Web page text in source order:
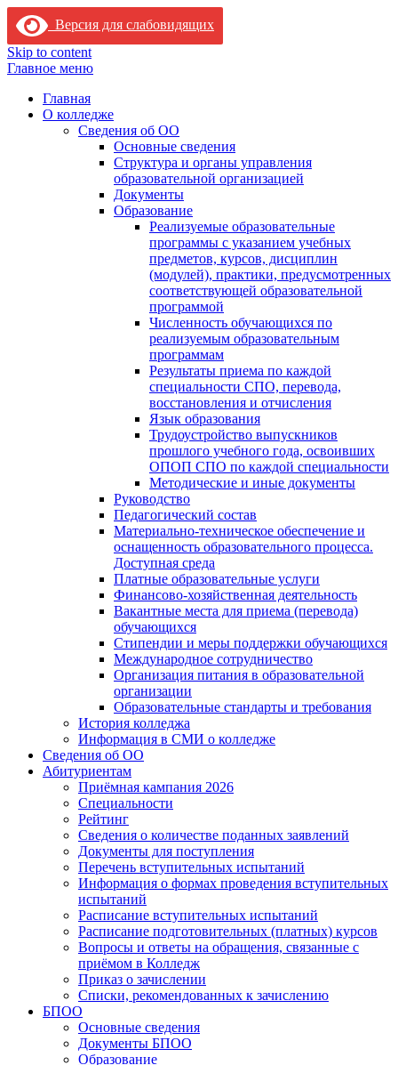
Версия для слабовидящих
Skip to content
Главное меню
Главная
О колледже
Сведения об ОО
Основные сведения
Структура и органы управления
образовательной организацией
Документы
Образование
Реализуемые образовательные
программы с указанием учебных
предметов, курсов, дисциплин
(модулей), практики, предусмотренных
соответствующей образовательной
программой
Численность обучающихся по
реализуемым образовательным
программам
Результаты приема по каждой
специальности СПО, перевода,
восстановления и отчисления
Язык образования
Трудоустройство выпускников
прошлого учебного года, освоивших
ОПОП СПО по каждой специальности
Методические и иные документы
Руководство
Педагогический состав
Материально-техническое обеспечение и
оснащенность образовательного процесса.
Доступная среда
Платные образовательные услуги
Финансово-хозяйственная деятельность
Вакантные места для приема (перевода)
обучающихся
Стипендии и меры поддержки обучающихся
Международное сотрудничество
Организация питания в образовательной
организации
Образовательные стандарты и требования
История колледжа
Информация в СМИ о колледже
Сведения об ОО
Абитуриентам
Приёмная кампания 2026
Специальности
Рейтинг
Сведения о количестве поданных заявлений
Документы для поступления
Перечень вступительных испытаний
Информация о формах проведения вступительных
испытаний
Расписание вступительных испытаний
Расписание подготовительных (платных) курсов
Вопросы и ответы на обращения, связанные с
приёмом в Колледж
Приказ о зачислении
Списки, рекомендованных к зачислению
БПОО
Основные сведения
Документы БПОО
Образование